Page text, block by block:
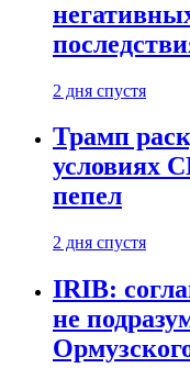
2 дня спустя
Трамп
условиях
пепел
2 дня спустя
IRIB:
не